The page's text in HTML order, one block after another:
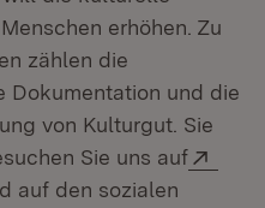
erhöhen. Zu
zählen die
Dokumentation und die
von Kulturgut. Sie
Sie uns auf
in neuem Fenster)
auf den sozialen